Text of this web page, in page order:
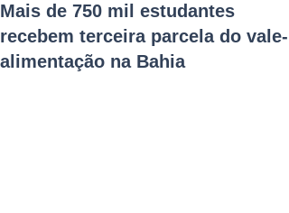
Mais de 750 mil estudantes
recebem terceira parcela do vale-
alimentação na Bahia